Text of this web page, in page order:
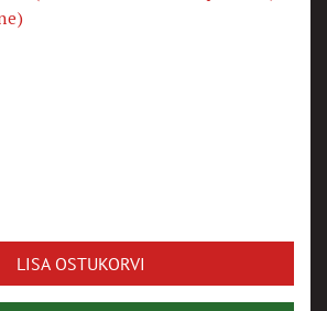
LISA OSTUKORVI